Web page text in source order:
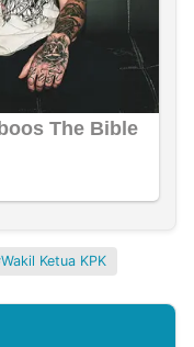
Wakil Ketua KPK